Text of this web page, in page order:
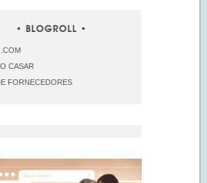
BLOGROLL
CASAR
FORNECEDORES